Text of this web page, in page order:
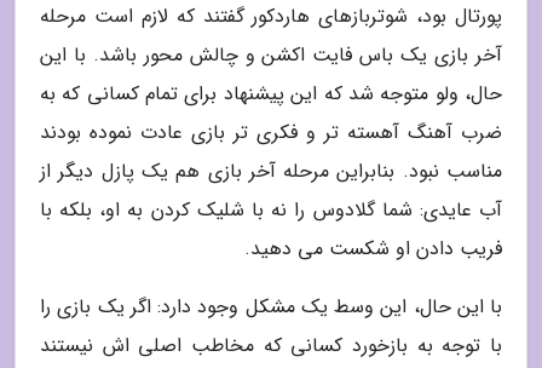
پورتال بود، شوتربازهای هاردکور گفتند که لازم است مرحله
آخر بازی یک باس فایت اکشن و چالش محور باشد. با این
حال، ولو متوجه شد که این پیشنهاد برای تمام کسانی که به
ضرب آهنگ آهسته تر و فکری تر بازی عادت نموده بودند
مناسب نبود. بنابراین مرحله آخر بازی هم یک پازل دیگر از
آب عایدی: شما گلادوس را نه با شلیک کردن به او، بلکه با
فریب دادن او شکست می دهید.
با این حال، این وسط یک مشکل وجود دارد: اگر یک بازی را
با توجه به بازخورد کسانی که مخاطب اصلی اش نیستند